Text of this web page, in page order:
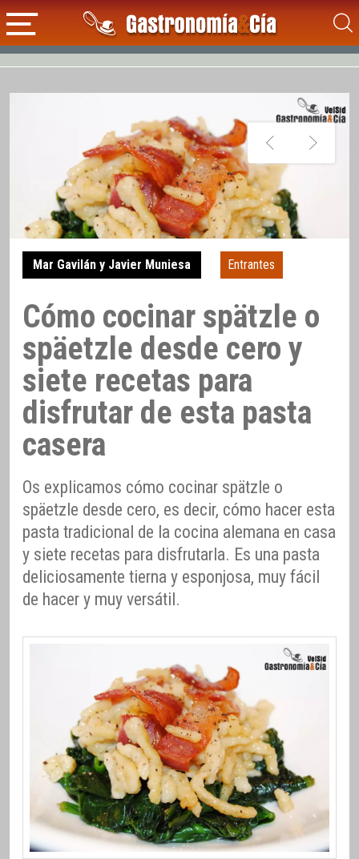
Mar Gavilán y Javier Muniesa Entrantes
Cómo cocinar spätzle o
späetzle desde cero y
siete recetas para
disfrutar de esta pasta
casera
Os explicamos cómo cocinar spätzle o
späetzle desde cero, es decir, cómo hacer esta
pasta tradicional de la cocina alemana en casa
y siete recetas para disfrutarla. Es una pasta
deliciosamente tierna y esponjosa, muy fácil
de hacer y muy versátil.